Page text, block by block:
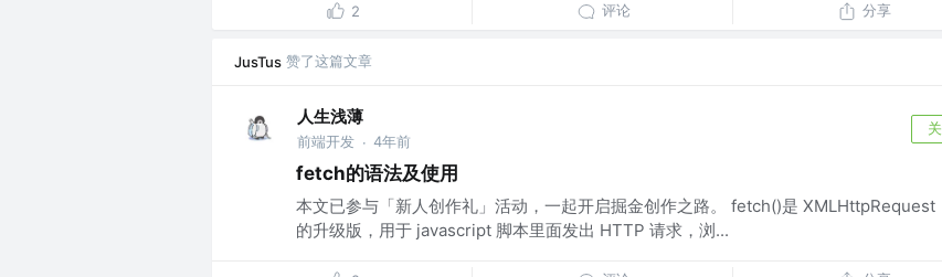
2 评论 分享
JusTus 赞了这篇文章
人生浅薄
前端开发 · 4年前
fetch的语法及使用
本文已参与「新人创作礼」活动，一起开启掘金创作之路。 fetch()是 XMLHttpRequest
的升级版，用于 javascript 脚本里面发出 HTTP 请求，浏...